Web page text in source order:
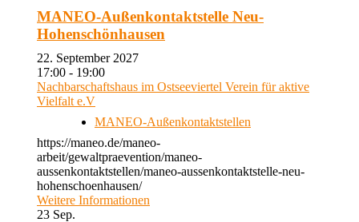
MANEO-Außenkontaktstelle Neu-
Hohenschönhausen
22. September 2027
17:00 - 19:00
Nachbarschaftshaus im Ostseeviertel Verein für aktive
Vielfalt e.V
MANEO-Außenkontaktstellen
https://maneo.de/maneo-
arbeit/gewaltpraevention/maneo-
aussenkontaktstellen/maneo-aussenkontaktstelle-neu-
hohenschoenhausen/
Weitere Informationen
23 Sep.